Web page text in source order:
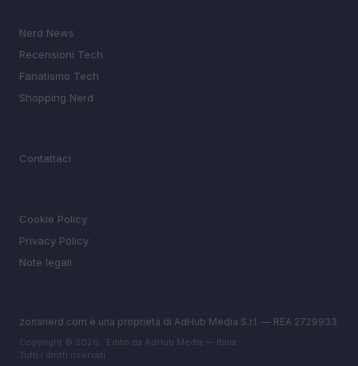
Nerd News
Recensioni Tech
Fanatismo Tech
Shopping Nerd
Contattaci
Cookie Policy
Privacy Policy
Note legali
zonanerd.com è una proprietà di AdHub Media S.r.l. — REA 2729933
Copyright © 2026 · Edito da AdHub Media — Italia
Tutti i diritti riservati